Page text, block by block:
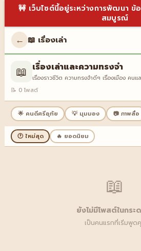
🚧 เว็บไซต์นี้อยู่ระหว่างการพัฒนา ข้
สมบูรณ์
← 📖 เรื่องเล่า
📖 เรื่องเล่าและความทรงจำ
เรื่องราวชีวิต ความทรงจำดีๆ เรื่องเมือง คนแ
📝 0 โพสต์
🌟 คนดีศรีอุทัย 💡 มุมมอง 📷 ภาพสื่อ
🕐 ใหม่สุด 🔥 ยอดนิยม
📖
ยังไม่มีโพสต์ในกระ
เป็นคนแรกที่เริ่มพูด